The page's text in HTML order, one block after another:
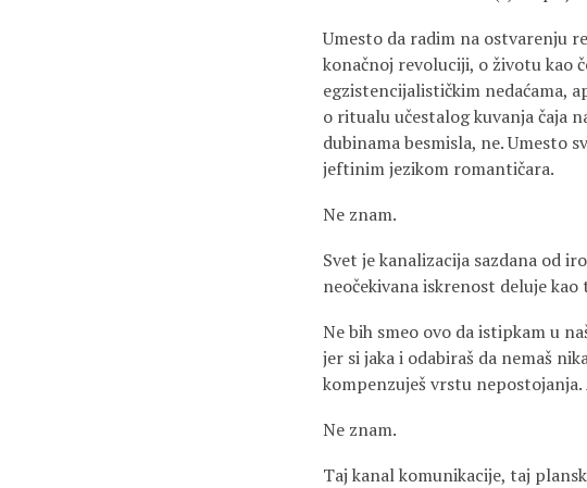
Umesto da radim na ostvarenju
konačnoj revoluciji, o životu kao
egzistencijalističkim nedaćama,
o ritualu učestalog kuvanja čaja
dubinama besmisla, ne. Umesto
jeftinim jezikom romantičara.
Ne znam.
Svet je kanalizacija sazdana od
neočekivana iskrenost deluje
Ne bih smeo ovo da istipkam u
jer si jaka i odabiraš da nemaš
kompenzuješ vrstu
Ne znam.
Taj kanal komunikacije, taj